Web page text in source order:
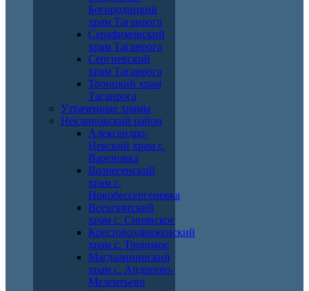
Богородицкий
храм Таганрога
Серафимовский
храм Таганрога
Сергиевский
храм Таганрога
Троицкий храм
Таганрога
Утраченные храмы
Неклиновский район
Александро-
Невский храм с.
Вареновка
Вознесенский
храм с.
Новобессергеневка
Всехсвятский
храм с. Синявское
Крестовоздвиженский
храм с. Троицкое
Магдалининский
храм с. Андреево-
Мелентьево